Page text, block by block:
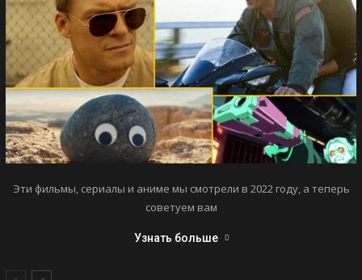
Эти фильмы, сериалы и аниме мы смотрели в 2022 году, а теперь
советуем вам
Узнать больше